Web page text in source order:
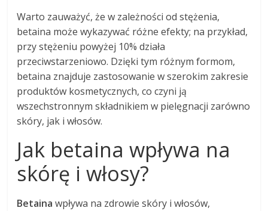
Warto zauważyć, że w zależności od stężenia,
betaina może wykazywać różne efekty; na przykład,
przy stężeniu powyżej 10% działa
przeciwstarzeniowo. Dzięki tym różnym formom,
betaina znajduje zastosowanie w szerokim zakresie
produktów kosmetycznych, co czyni ją
wszechstronnym składnikiem w pielęgnacji zarówno
skóry, jak i włosów.
Jak betaina wpływa na
skórę i włosy?
Betaina wpływa na zdrowie skóry i włosów,